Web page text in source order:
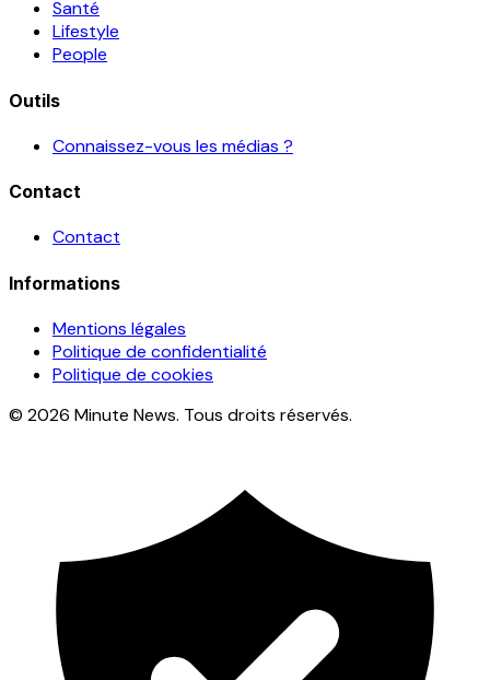
Santé
Lifestyle
People
Outils
Connaissez-vous les médias ?
Contact
Contact
Informations
Mentions légales
Politique de confidentialité
Politique de cookies
© 2026 Minute News. Tous droits réservés.